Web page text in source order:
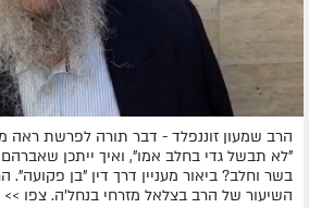
הרב שמעון זוננפלד - דבר תורה לפרשת ראה
"לא תבשל גדי בחלב אמו", ואיך ייתכן
בשר וחלב? ביאור מעניין דרך דין "בן פקועה".
השיעור של הרב בצלאל מזרחי בנחל'ה. צפו >>